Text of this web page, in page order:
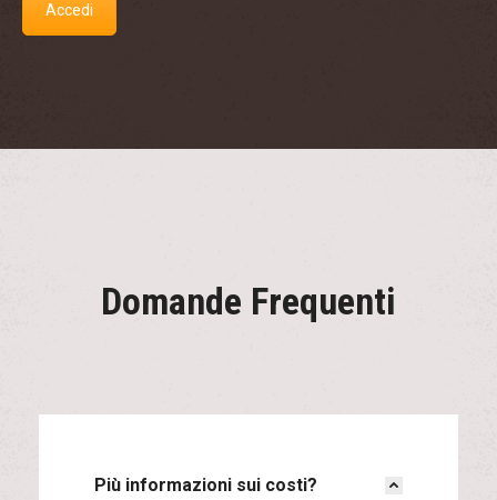
Accedi
Domande Frequenti
Più informazioni sui costi?